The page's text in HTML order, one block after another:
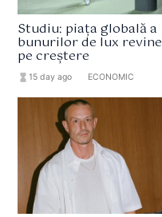
Studiu: piața globală a
bunurilor de lux revine
pe creștere
hourglass_full15 day ago ECONOMIC